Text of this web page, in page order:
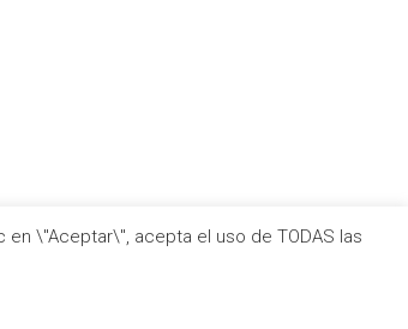
\"Aceptar\", acepta el uso de TODAS las